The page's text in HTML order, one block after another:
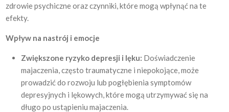
zdrowie psychiczne oraz czynniki, które mogą wpłynąć na te
efekty.
Wpływ na nastrój i emocje
Zwiększone ryzyko depresji i lęku: Doświadczenie
majaczenia, często traumatyczne i niepokojące, może
prowadzić do rozwoju lub pogłębienia symptomów
depresyjnych i lękowych, które mogą utrzymywać się na
długo po ustąpieniu majaczenia.